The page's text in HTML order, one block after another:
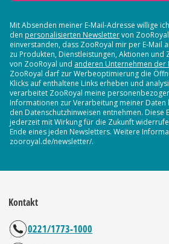
Mit Absenden meiner E-Mail-Adresse willige
den personalisierten Newslettervon
einverstanden, dass ZooRoyal mir per E-Mail
zu Produkten, Dienstleistungen, Aktionen
von ZooRoyal und anderen Unternehmen der
ZooRoyal darf zur Werbeoptimierung die
Klicks auf enthaltene Links erheben und
verarbeitet ZooRoyal meine
Informationen zur Verarbeitung meiner Daten
den Datenschutzhinweisen entnehmen. Diese
jederzeit mit Wirkung für die Zukunft
Ende eines jeden Newsletters. Weitere
zooroyal.de/newsletter/.
Kontakt
0221/1773-1000